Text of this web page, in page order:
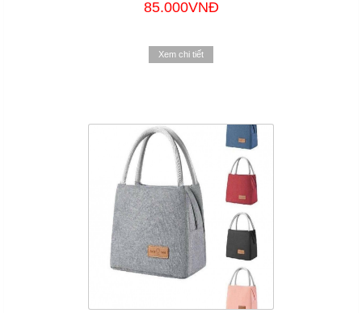
85.000VNĐ
Xem chi tiết